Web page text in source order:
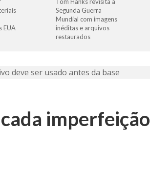
EUA
Segunda Guerra
Mundial com imagens
inéditas e arquivos
restaurados
imperfeição